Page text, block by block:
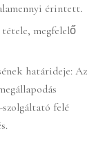
érintett.
megfelelő
határideje: Az
felé